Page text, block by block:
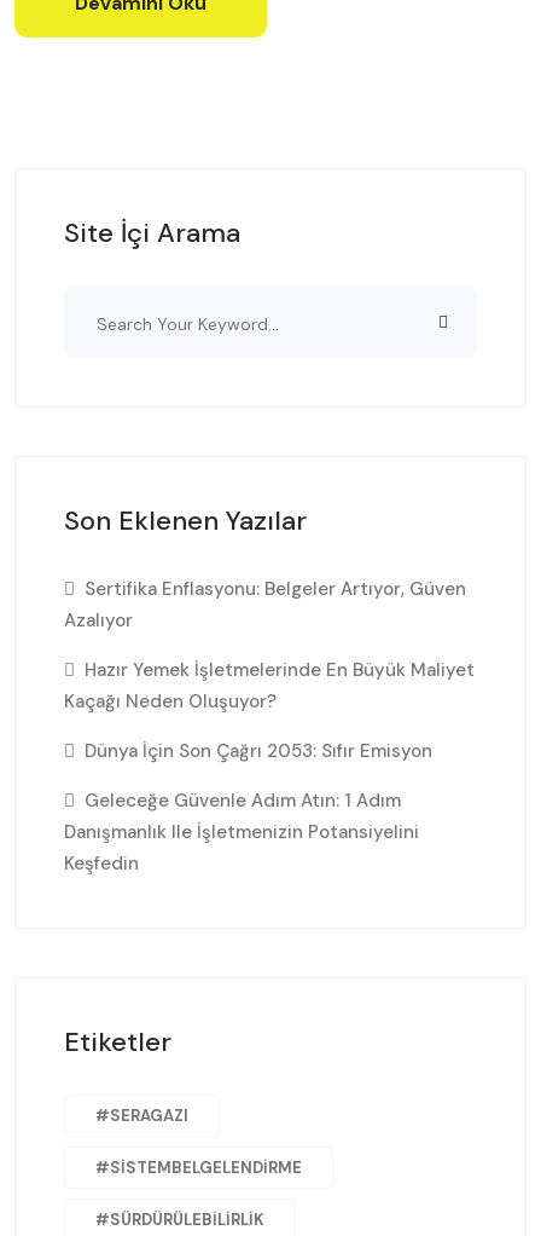
Site İçi Arama
Son Eklenen Yazılar
Sertifika Enflasyonu: Belgeler Artıyor, Güven
Azalıyor
Hazır Yemek İşletmelerinde En Büyük Maliyet
Kaçağı Neden Oluşuyor?
Dünya İçin Son Çağrı 2053: Sıfır Emisyon
Geleceğe Güvenle Adım Atın: 1 Adım
Danışmanlık Ile İşletmenizin Potansiyelini
Keşfedin
Etiketler
#SERAGAZI
#SISTEMBELGELENDIRME
#SÜRDÜRÜLEBILIRLIK